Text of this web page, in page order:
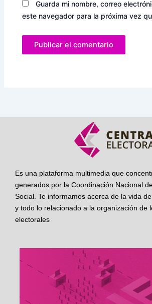
Guarda mi nombre, correo
este navegador para la próxima vez
Es una plataforma multimedia que
generados por la Coordinación Nacional
Social. Te informamos acerca de la vida
y todo lo relacionado a la organización de
electorales